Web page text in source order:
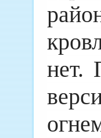
нет.